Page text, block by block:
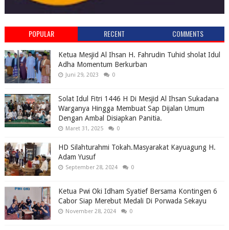
POPULAR RECENT COMMENTS
Ketua Mesjid Al Ihsan H. Fahrudin Tuhid sholat Idul
Adha Momentum Berkurban
Juni 29, 2023 0
Solat Idul Fitri 1446 H Di Mesjid Al Ihsan Sukadana
Warganya Hingga Membuat Sap Dijalan Umum
Dengan Ambal Disiapkan Panitia.
Maret 31, 2025 0
HD Silahturahmi Tokah.Masyarakat Kayuagung H.
Adam Yusuf
September 28, 2024 0
Ketua Pwi Oki Idham Syatief Bersama Kontingen 6
Cabor Siap Merebut Medali Di Porwada Sekayu
November 28, 2024 0